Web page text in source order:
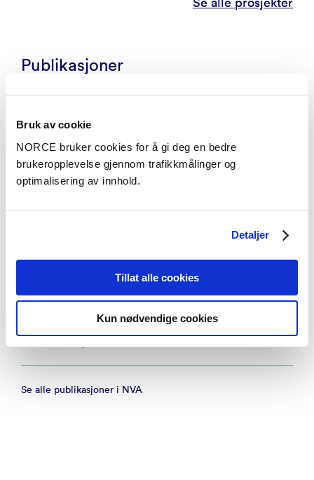
Bruk av cookie
NORCE bruker cookies for å gi deg en bedre
brukeropplevelse gjennom trafikkmålinger og
optimalisering av innhold.
Detaljer
Tillat alle cookies
Kun nødvendige cookies
Publikasjoner
Vitenskapelig artikkel
Impacts of 1.5°C and 2.0°C Global Warming on the
in Global Land Monsoon Regions
Vitenskapelig artikkel
study for Malawi
Se alle publikasjoner i NVA